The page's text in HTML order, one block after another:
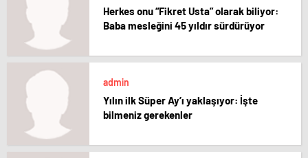
Herkes onu “Fikret Usta” olarak biliyor:
Baba mesleğini 45 yıldır sürdürüyor
admin
Yılın ilk Süper Ay’ı yaklaşıyor: İşte
bilmeniz gerekenler